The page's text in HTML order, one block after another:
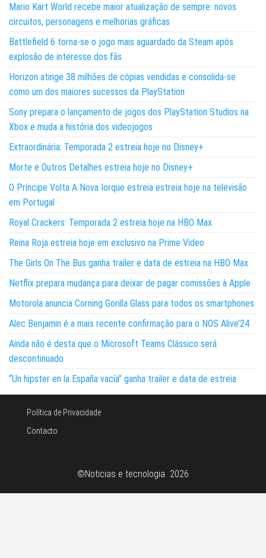
Mario Kart World recebe maior atualização de sempre: novos
circuitos, personagens e melhorias gráficas
Battlefield 6 torna-se o jogo mais aguardado da Steam após
explosão de interesse dos fãs
Horizon atinge 38 milhões de cópias vendidas e consolida-se
como um dos maiores sucessos da PlayStation
Sony prepara o lançamento de jogos dos PlayStation Studios na
Xbox e muda a história dos videojogos
Extraordinária: Temporada 2 estreia hoje no Disney+
Morte e Outros Detalhes estreia hoje no Disney+
O Príncipe Volta A Nova Iorque estreia estreia hoje na televisão
em Portugal
Royal Crackers: Temporada 2 estreia hoje na HBO Max
Reina Roja estreia hoje em exclusivo na Prime Video
The Girls On The Bus ganha trailer e data de estreia na HBO Max
Netflix prepara mudança para deixar de pagar comissões à Apple
Motorola anuncia Corning Gorilla Glass para todos os smartphones
Alec Benjamin é a mais recente confirmação para o NOS Alive’24
Ainda não é desta que o Microsoft Teams Clássico será
descontinuado
“Un hipster en la España vacía” ganha trailer e data de estreia
Política de Privacidade
Contacto
©Noticias e tecnologia 2026